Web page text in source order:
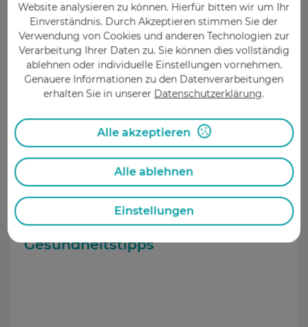
Website analysieren zu können. Hierfür bitten wir um Ihr
Einverständnis. Durch Akzeptieren stimmen Sie der
Verwendung von Cookies und anderen Technologien zur
Verarbeitung Ihrer Daten zu. Sie können dies vollständig
ablehnen oder individuelle Einstellungen vornehmen.
Genauere Informationen zu den Datenverarbeitungen
erhalten Sie in unserer Datenschutzerklärung.
Alle akzeptieren
Alle ablehnen
Einstellungen
Stephanie Isensee
Apothekerin
Approbation als Apothekerin. Leitung der
Pregizer Apotheke in Pforzheim.
Mehr über die Autorin
Erstellungsdatum:21.03.2022
Gesundheitstipps